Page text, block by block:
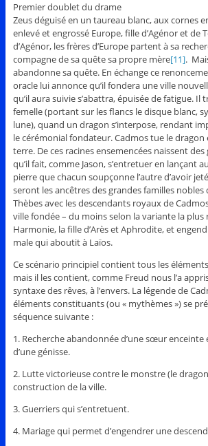
Premier doublet du drame
Zeus déguisé en un taureau blanc, aux cornes
enlevé et engrossé Europe, fille d’Agénor et de
d’Agénor, les frères d’Europe partent à sa
compagne de sa quête sa propre mère[11].
abandonne sa quête. En échange ce
oracle lui annonce qu’il fondera une ville
qu’il aura suivie s’abattra, épuisée de fatigue. Il
femelle (portant sur les flancs le disque blanc,
lune), quand un dragon s’interpose, rendant
le cérémonial fondateur. Cadmos tue le dragon
terre. De ces racines ensemencées naissent
qu’il fait, comme Jason, s’entretuer en lançant
pierre que chacun soupçonne l’autre d’avoir
seront les ancêtres des grandes familles
Thèbes avec les descendants royaux de
ville fondée – du moins selon la variante la plus
Harmonie, la fille d’Arès et Aphrodite, et
male qui aboutit à Laïos.
Ce scénario principiel contient tous les
mais il les contient, comme Freud nous l’a
syntaxe des rêves, à l’envers. La légende de
éléments constituants (ou « mythèmes ») se
séquence suivante :
1. Recherche abandonnée d’une sœur enceinte
d’une génisse.
2. Lutte victorieuse contre le monstre (le
construction de la ville.
3. Guerriers qui s’entretuent.
4. Mariage qui permet d’engendrer une